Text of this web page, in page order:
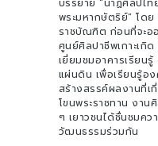
บรรยาย “นาฏศิลป์ไ
พระมหากษัตริย์” โด
ราชบัณฑิต ก่อนที่จะอ
ศูนย์ศิลปาชีพเกาะเกิ
เยี่ยมชมอาคารเรียน
แผ่นดิน เพื่อเรียนรู้อง
สร้างสรรค์ผลงานที่เ
โขนพระราชทาน งา
ๆ เยาวชนได้ชื่นชมค
วัฒนธรรมร่วมกัน